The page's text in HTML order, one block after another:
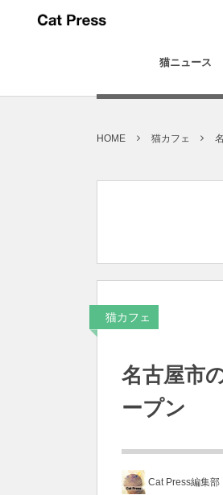
猫ニュース
HOME 猫カフェ
猫カフェ
名古屋市
ープン
Cat Press編集部